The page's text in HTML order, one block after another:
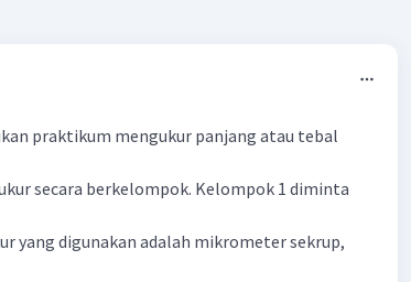
praktikum mengukur panjang atau tebal
secara berkelompok. Kelompok 1 diminta
yang digunakan adalah mikrometer sekrup,